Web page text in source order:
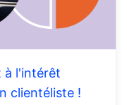
à l'intérêt
clientéliste !